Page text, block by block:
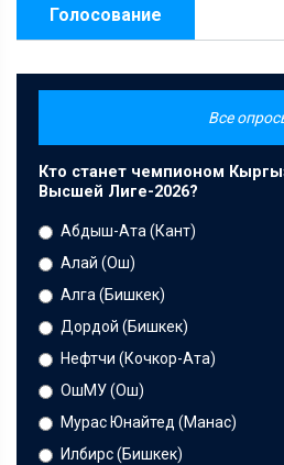
Голосование
Все
Кто станет чемпионом
Высшей Лиге-2026?
Абдыш-Ата (Кант)
Алай (Ош)
Алга (Бишкек)
Дордой (Бишкек)
Нефтчи (Кочкор-Ата)
ОшМУ (Ош)
Мурас Юнайтед (Манас)
Илбирс (Бишкек)